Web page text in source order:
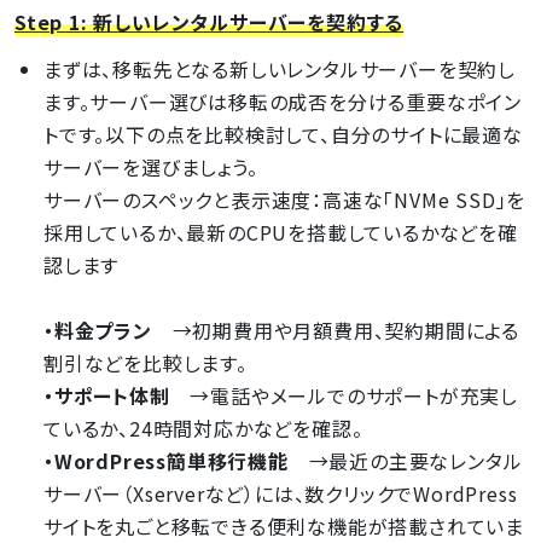
Step 1: 新しいレンタルサーバーを契約する
まずは、移転先となる新しいレンタルサーバーを契約し
ます。サーバー選びは移転の成否を分ける重要なポイン
トです。以下の点を比較検討して、自分のサイトに最適な
サーバーを選びましょう。
サーバーのスペックと表示速度：高速な「NVMe SSD」を
採用しているか、最新のCPUを搭載しているかなどを確
認します
・料金プラン →初期費用や月額費用、契約期間による
割引などを比較します。
・サポート体制 →電話やメールでのサポートが充実し
ているか、24時間対応かなどを確認。
・WordPress簡単移行機能 →最近の主要なレンタル
サーバー（Xserverなど）には、数クリックでWordPress
サイトを丸ごと移転できる便利な機能が搭載されていま